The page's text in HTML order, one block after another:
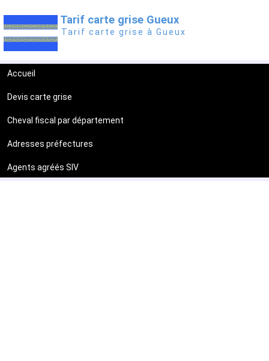
Tarif carte grise Gueux
Tarif carte grise à Gueux
Accueil
Devis carte grise
Cheval fiscal par département
Adresses préfectures
Agents agréés SIV